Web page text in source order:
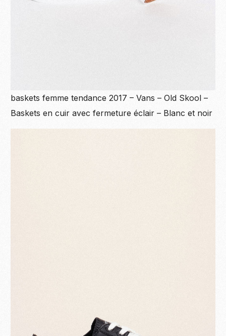
baskets femme tendance 2017 – Vans – Old Skool –
Baskets en cuir avec fermeture éclair – Blanc et noir